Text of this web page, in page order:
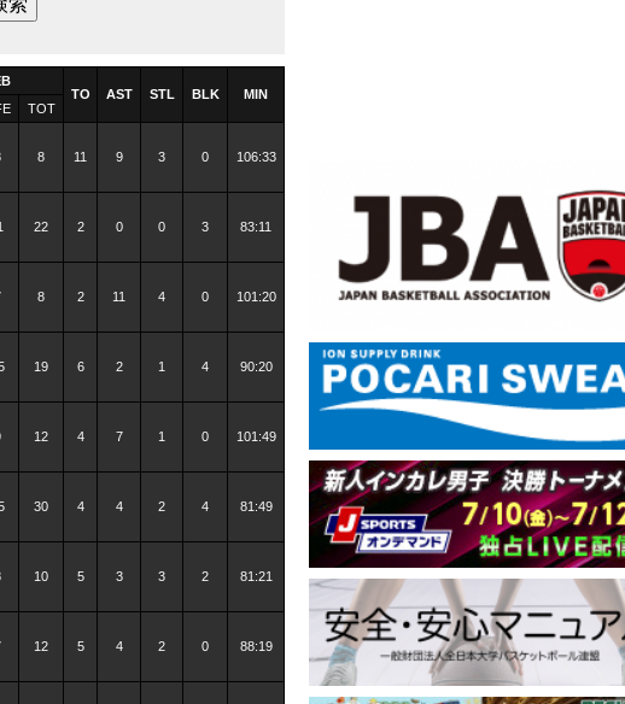
TO
AST STL BLK
MIN
TOT
8 11 9 3 0 106:33
22 2 0 0 3 83:11
8 2 11 4 0 101:20
19 6 2 1 4 90:20
12 4 7 1 0 101:49
30 4 4 2 4 81:49
10 5 3 3 2 81:21
12 5 4 2 0 88:19